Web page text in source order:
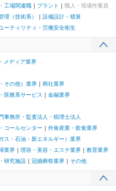
工場関連職
プラント
職人・現場作業員
理（技術系）
設備設計・積算
ーティリティ・労働安全衛生
メディア業界
その他）業界
商社業界
医療系サービス
金融業界
事務所・監査法人・税理士法人
コールセンター
外食産業・飲食業界
ス・石油・新エネルギー）業界
業界 理容・美容・エステ業界
教育業界
研究施設 冠婚葬祭業界 その他